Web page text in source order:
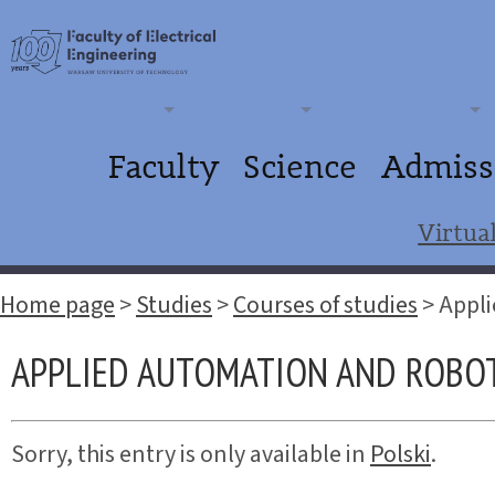
Faculty Science
Home page>Studies>Courses of studies>
APPLIED AUTOMATION AND
Sorry, this entry is only available in Polski.